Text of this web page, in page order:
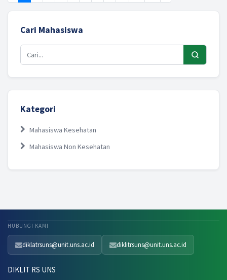
Cari Mahasiswa
Kategori
Mahasiswa Kesehatan
Mahasiswa Non Kesehatan
HUBUNGI KAMI
diklatrsuns@unit.uns.ac.id diklitrsuns@unit.uns.ac.id
DIKLIT RS UNS